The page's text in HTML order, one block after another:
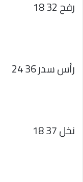
رفح 32 18
رأس سدر 36 24
نخل 37 18